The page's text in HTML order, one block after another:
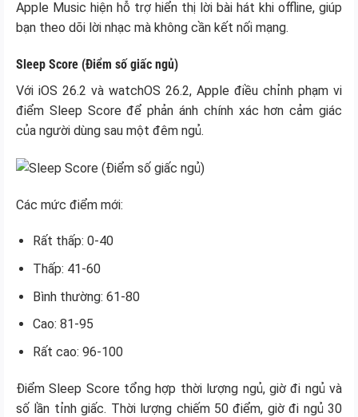
Apple Music hiện hỗ trợ hiển thị lời bài hát khi offline, giúp
bạn theo dõi lời nhạc mà không cần kết nối mạng.
Sleep Score (Điểm số giấc ngủ)
Với iOS 26.2 và watchOS 26.2, Apple điều chỉnh phạm vi
điểm Sleep Score để phản ánh chính xác hơn cảm giác
của người dùng sau một đêm ngủ.
Các mức điểm mới:
Rất thấp: 0-40
Thấp: 41-60
Bình thường: 61-80
Cao: 81-95
Rất cao: 96-100
Điểm Sleep Score tổng hợp thời lượng ngủ, giờ đi ngủ và
số lần tỉnh giấc. Thời lượng chiếm 50 điểm, giờ đi ngủ 30